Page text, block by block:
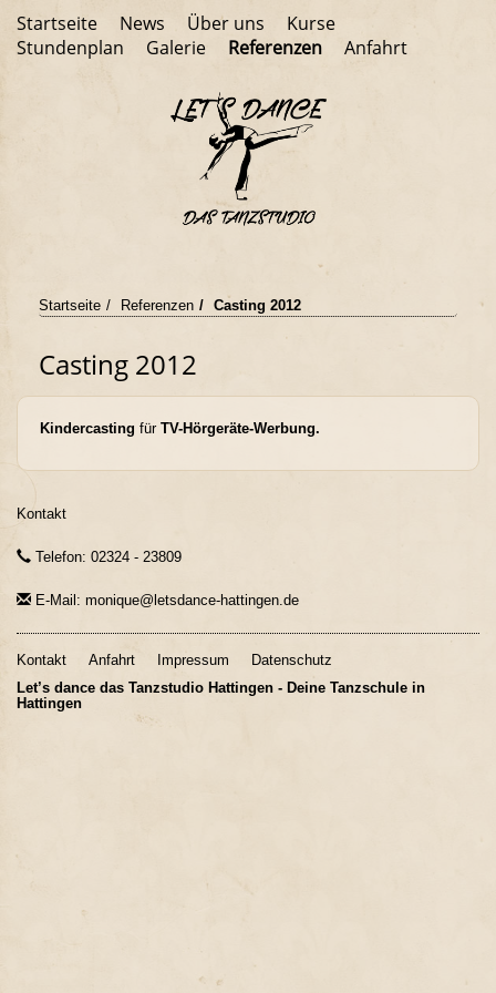
Startseite News Über uns
Kurse
Stundenplan
Galerie Referenzen Anfahrt
Startseite Referenzen Casting 2012
Casting 2012
Kindercasting für TV-Hörgeräte-Werbung.
Kontakt
Telefon: 02324 - 23809
E-Mail: monique@letsdance-hattingen.de
Kontakt Anfahrt Impressum
Datenschutz
Let’s dance das Tanzstudio Hattingen - Deine Tanzschule in
Hattingen